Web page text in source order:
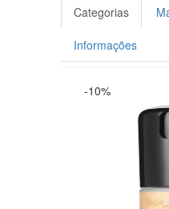
Categorias
Informações
-10%